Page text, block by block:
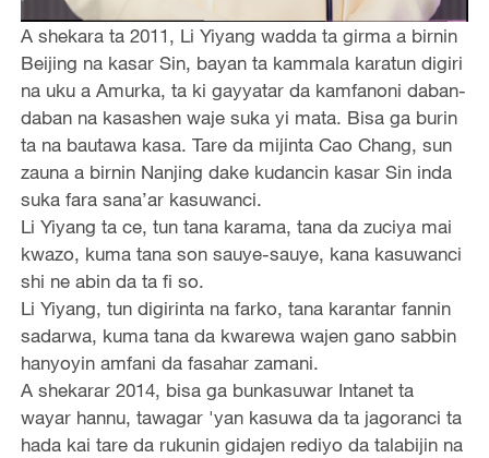
A shekara ta 2011, Li Yiyang wadda ta girma a birnin
Beijing na kasar Sin, bayan ta kammala karatun digiri
na uku a Amurka, ta ki gayyatar da kamfanoni daban-
daban na kasashen waje suka yi mata. Bisa ga burin
ta na bautawa kasa. Tare da mijinta Cao Chang, sun
zauna a birnin Nanjing dake kudancin kasar Sin inda
suka fara sana’ar kasuwanci.
Li Yiyang ta ce, tun tana karama, tana da zuciya mai
kwazo, kuma tana son sauye-sauye, kana kasuwanci
shi ne abin da ta fi so.
Li Yiyang, tun digirinta na farko, tana karantar fannin
sadarwa, kuma tana da kwarewa wajen gano sabbin
hanyoyin amfani da fasahar zamani.
A shekarar 2014, bisa ga bunkasuwar Intanet ta
wayar hannu, tawagar 'yan kasuwa da ta jagoranci ta
hada kai tare da rukunin gidajen rediyo da talabijin na